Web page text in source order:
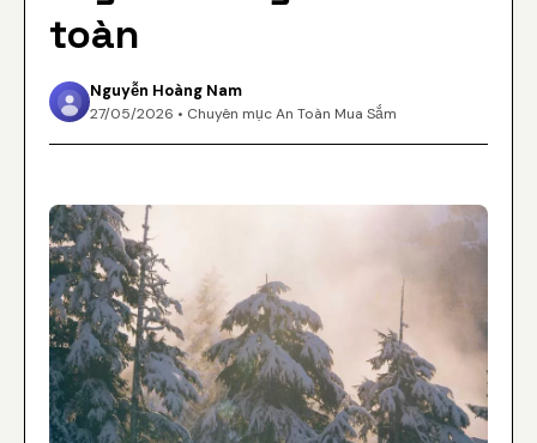
toàn
Nguyễn Hoàng Nam
27/05/2026 • Chuyên mục An Toàn Mua Sắm